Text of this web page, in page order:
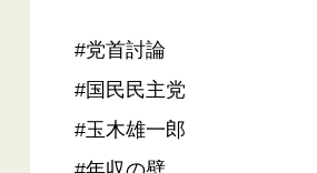
#党首討論
#国民民主党
#玉木雄一郎